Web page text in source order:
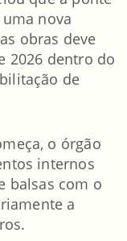
nova
obras deve
2026 dentro do
de
o órgão
internos
balsas com o
a